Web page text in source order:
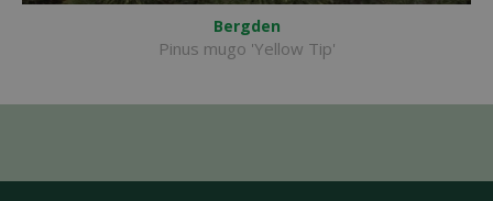
Bergden
Pinus mugo 'Yellow Tip'